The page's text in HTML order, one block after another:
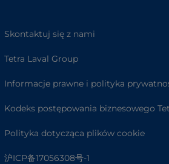
Skontaktuj się z nami
Tetra Laval Group
Informacje prawne i polityka
Kodeks postępowania biznesowego
Polityka dotycząca plików cookie
沪ICP备17056308号-1